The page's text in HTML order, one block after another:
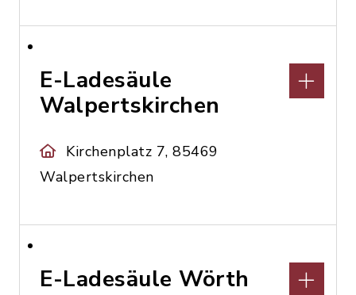
E-Ladesäule
Walpertskirchen
Kirchenplatz 7, 85469
Walpertskirchen
E-Ladesäule Wörth